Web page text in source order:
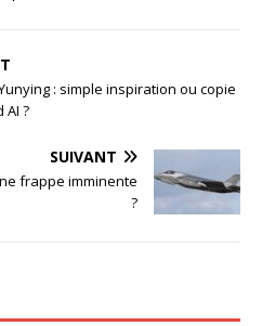
: simple inspiration ou copie
AI ?
SUIVANT
frappe imminente
?